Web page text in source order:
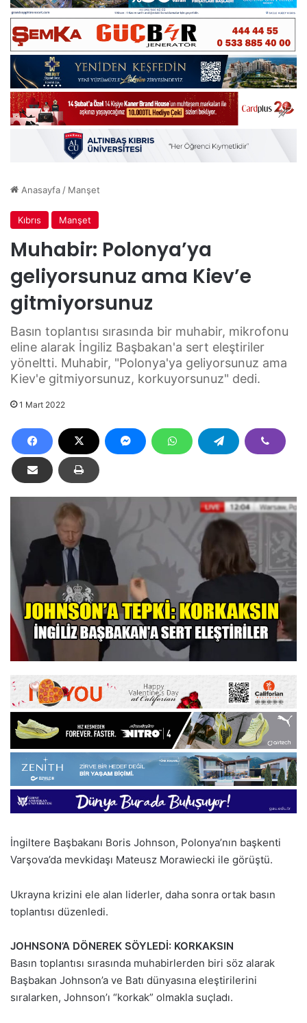
Anasayfa / Manşet
Kıbrıs Manşet
Muhabir: Polonya’ya
geliyorsunuz ama Kiev’e
gitmiyorsunuz
Basın toplantısı sırasında bir muhabir, mikrofonu
eline alarak İngiliz Başbakan'a sert eleştiriler
yöneltti. Muhabir, "Polonya'ya geliyorsunuz ama
Kiev'e gitmiyorsunuz, korkuyorsunuz" dedi.
1 Mart 2022
İngiltere Başbakanı Boris Johnson, Polonya’nın başkenti
Varşova’da mevkidaşı Mateusz Morawiecki ile görüştü.
Ukrayna krizini ele alan liderler, daha sonra ortak basın
toplantısı düzenledi.
JOHNSON’A DÖNEREK SÖYLEDİ: KORKAKSIN
Basın toplantısı sırasında muhabirlerden biri söz alarak
Başbakan Johnson’a ve Batı dünyasına eleştirilerini
sıralarken, Johnson’ı “korkak” olmakla suçladı.